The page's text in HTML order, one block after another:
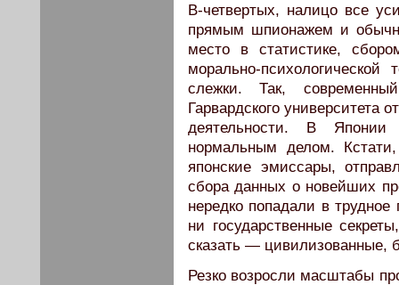
В-четвертых, налицо все
прямым шпионажем и
место в статистике,
морально-психологической
слежки. Так,
Гарвардского университета
деятельности. В Японии
нормальным делом.
японские эмиссары,
сбора данных о новейших
нередко попадали в
ни государственные
сказать — цивилизованные,
Резко возросли масштабы